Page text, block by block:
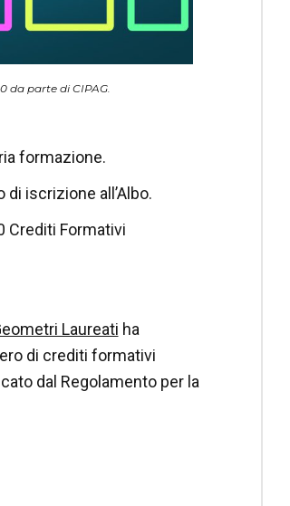
da parte di CIPAG.
formazione.
iscrizione all’Albo.
Crediti Formativi
Laureati ha
di crediti formativi
dal Regolamento per la